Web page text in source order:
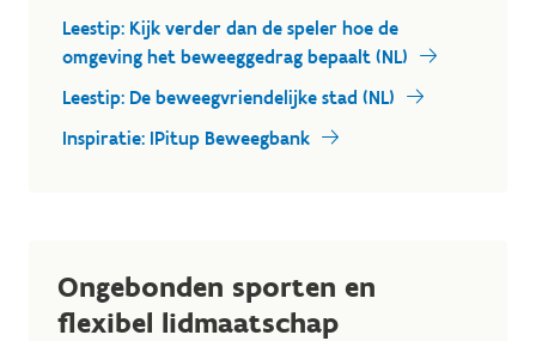
Leestip: Kijk verder dan de speler hoe de
omgeving het beweeggedrag bepaalt (NL)
Leestip: De beweegvriendelijke stad (NL)
Inspiratie: IPitup Beweegbank
Ongebonden sporten en
flexibel lidmaatschap